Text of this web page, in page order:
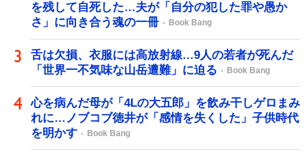
を残して自死した…夫が「自分の犯した罪や愚か
さ」に向き合う魂の一冊
Book Bang
舌は欠損、衣服には高放射線…9人の若者が死んだ
「世界一不気味な山岳遭難」に迫る
Book Bang
心を病んだ母が「4Lの大五郎」を飲み干しゲロまみ
れに…ノブコブ徳井が「感情を失くした」子供時代
を明かす
Book Bang